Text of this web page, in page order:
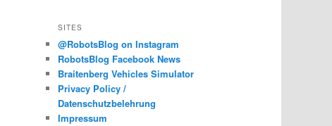
SITES
@RobotsBlog on Instagram
RobotsBlog Facebook News
Braitenberg Vehicles Simulator
Privacy Policy /
Datenschutzbelehrung
Impressum